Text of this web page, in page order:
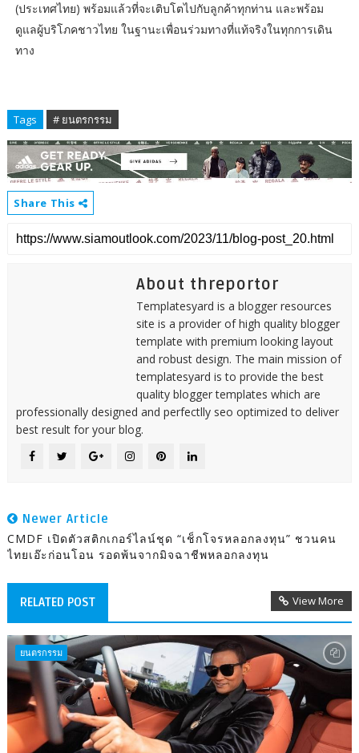
(ประเทศไทย) พร้อมแล้วที่จะเติบโตไปกับลูกค้าทุกท่าน และพร้อม
ดูแลผู้บริโภคชาวไทย ในฐานะเพื่อนร่วมทางที่แท้จริงในทุกการเดิน
ทาง
Tags # ยนตรกรรม
Share This
About threportor
Templatesyard is a blogger resources
site is a provider of high quality blogger
template with premium looking layout
and robust design. The main mission of
templatesyard is to provide the best
quality blogger templates which are
professionally designed and perfectlly seo optimized to deliver
best result for your blog.
Newer Article
CMDF เปิดตัวสติกเกอร์ไลน์ชุด “เช็กโจรหลอกลงทุน” ชวนคน
ไทยเอ๊ะก่อนโอน รอดพ้นจากมิจฉาชีพหลอกลงทุน
RELATED POST View More
ยนตรกรรม